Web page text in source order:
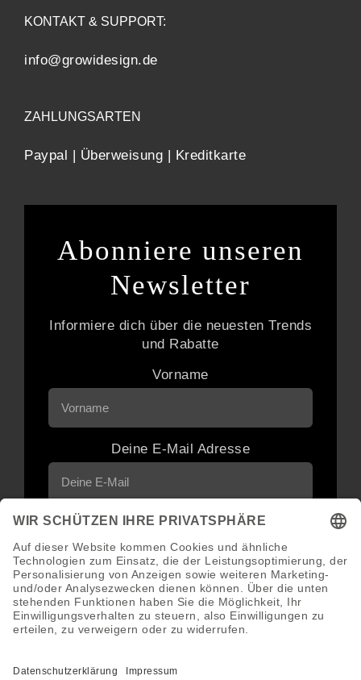
KONTAKT & SUPPORT:
info@growidesign.de
ZAHLUNGSARTEN
Paypal | Überweisung | Kreditkarte
Abonniere unseren
Newsletter
Informiere dich über die neuesten Trends
und Rabatte
Vorname
Deine E-Mail Adresse
Neuigkeiten und Angebote via E-Mail
Abonnieren
Abmeldung jederzeit möglich.